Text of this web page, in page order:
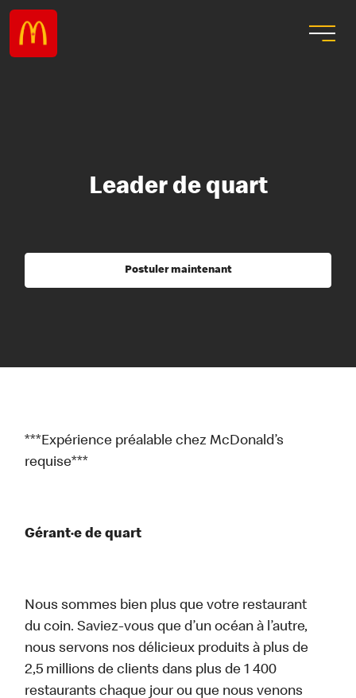
Leader de quart
Postuler maintenant
***Expérience préalable chez McDonald’s
requise***
Gérant·e de quart
Nous sommes bien plus que votre restaurant
du coin. Saviez-vous que d’un océan à l’autre,
nous servons nos délicieux produits à plus de
2,5 millions de clients dans plus de 1 400
restaurants chaque jour ou que nous venons